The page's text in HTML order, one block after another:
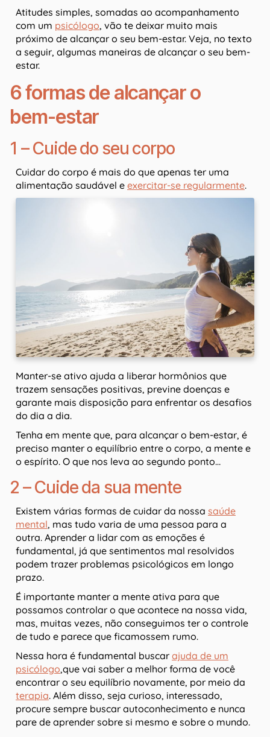
Atitudes simples, somadas ao acompanhamento
com um psicólogo, vão te deixar muito mais
próximo de alcançar o seu bem-estar. Veja, no texto
a seguir, algumas maneiras de alcançar o seu bem-
estar.
6 formas de alcançar o
bem-estar
1 – Cuide do seu corpo
Cuidar do corpo é mais do que apenas ter uma
alimentação saudável e exercitar-se regularmente.
Manter-se ativo ajuda a liberar hormônios que
trazem sensações positivas, previne doenças e
garante mais disposição para enfrentar os desafios
do dia a dia.
Tenha em mente que, para alcançar o bem-estar, é
preciso manter o equilíbrio entre o corpo, a mente e
o espírito. O que nos leva ao segundo ponto…
2 – Cuide da sua mente
Existem várias formas de cuidar da nossa saúde
mental, mas tudo varia de uma pessoa para a
outra. Aprender a lidar com as emoções é
fundamental, já que sentimentos mal resolvidos
podem trazer problemas psicológicos em longo
prazo.
É importante manter a mente ativa para que
possamos controlar o que acontece na nossa vida,
mas, muitas vezes, não conseguimos ter o controle
de tudo e parece que ficamossem rumo.
Nessa hora é fundamental buscar ajuda de um
psicólogo,que vai saber a melhor forma de você
encontrar o seu equilíbrio novamente, por meio da
terapia. Além disso, seja curioso, interessado,
procure sempre buscar autoconhecimento e nunca
pare de aprender sobre si mesmo e sobre o mundo.